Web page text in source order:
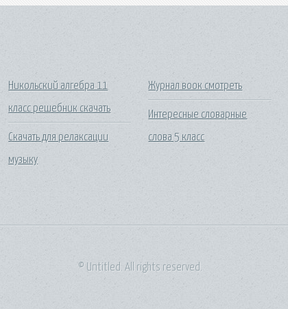
Никольский алгебра 11
класс решебник скачать
Скачать для релаксации
музыку
Журнал воок смотреть
Интересные словарные
слова 5 класс
© Untitled. All rights reserved.